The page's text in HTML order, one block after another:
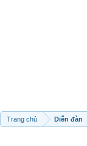
Trang chủ Diễn đàn